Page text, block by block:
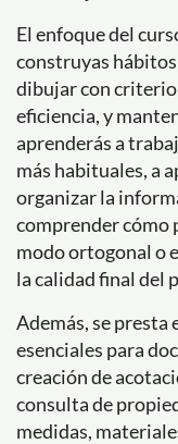
El enfoque del
construyas
dibujar con
eficiencia, y
aprenderás a
más habituales, a
organizar la
comprender cómo
modo ortogonal o
la calidad final del
Además, se presta
esenciales para
creación de
consulta de
medidas,